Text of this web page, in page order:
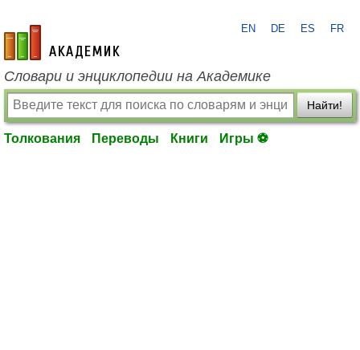
academic.ru
EN DE ES FR
Словари и энциклопедии на Академике
Найти!
Толкования Переводы Книги Игры ⚽